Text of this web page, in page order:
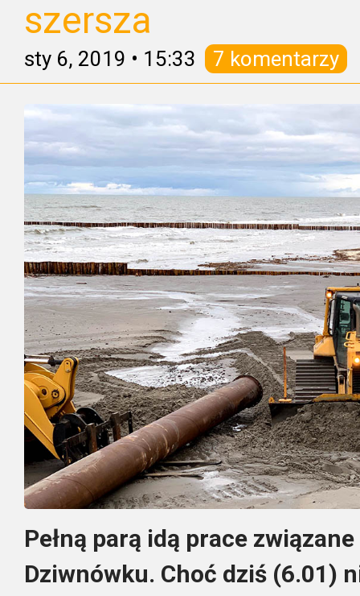
szersza
sty 6, 2019 • 15:33 7 komentarzy
Pełną parą idą prace
Dziwnówku. Choć dziś (6.01)